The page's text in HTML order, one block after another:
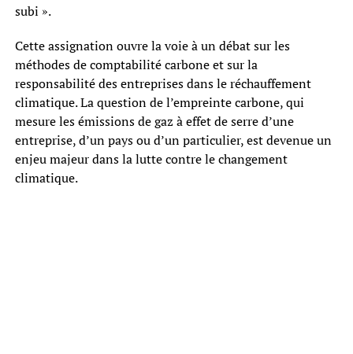
subi ».
Cette assignation ouvre la voie à un débat sur les
méthodes de comptabilité carbone et sur la
responsabilité des entreprises dans le réchauffement
climatique. La question de l’empreinte carbone, qui
mesure les émissions de gaz à effet de serre d’une
entreprise, d’un pays ou d’un particulier, est devenue un
enjeu majeur dans la lutte contre le changement
climatique.